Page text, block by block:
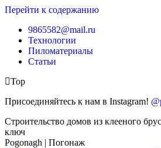
Перейти к содержанию
9865582@mail.ru
Технологии
Пиломатериалы
Статьи
Top
Присоединяйтесь к нам в Instagram!
Строительство домов из клееного
ключ
Pogonagh | Погонаж